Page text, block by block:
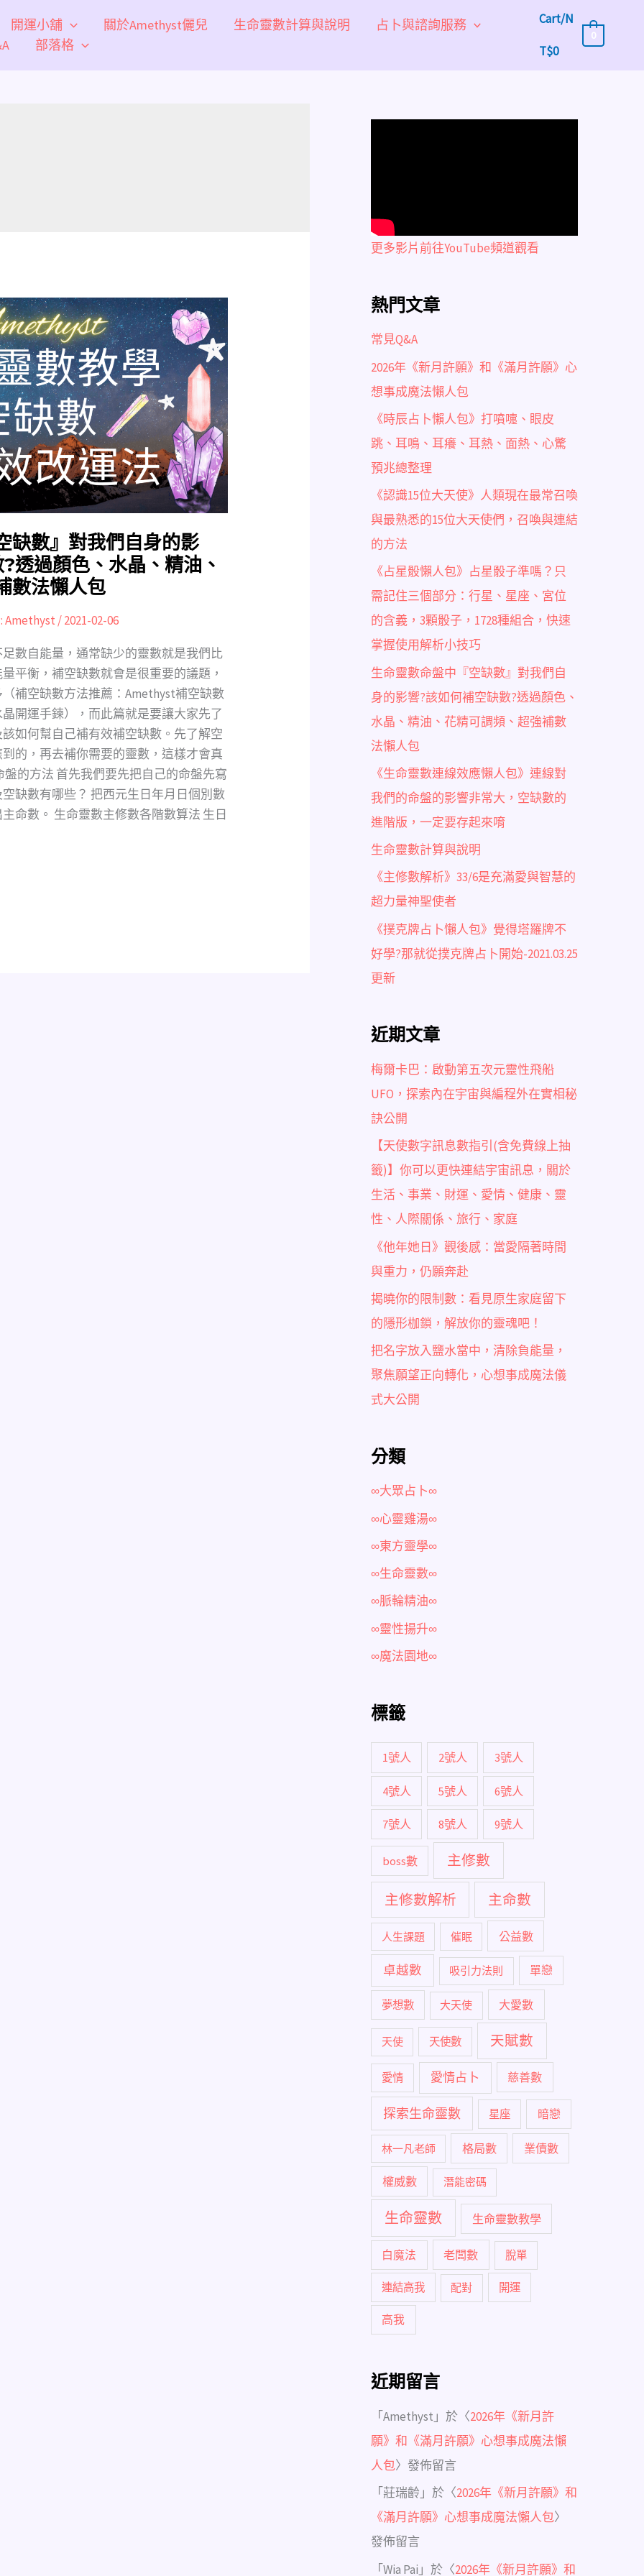
開運小舖 關於Amethyst儷兒 生命靈數計算與說明
占卜與諮詢服務
部落格
Cart/N
T$0
0
缺數』對我們自身的影
透過顏色、水晶、精油、
數法懶人包
Amethyst /2021-02-06
數自能量，通常缺少的靈數就是我們比
平衡，補空缺數就會是很重要的議題，
補空缺數方法推薦：Amethyst補空缺數
開運手鍊），而此篇就是要讓大家先了
如何幫自己補有效補空缺數。先了解空
的，再去補你需要的靈數，這樣才會真
的方法 首先我們要先把自己的命盤先寫
缺數有哪些？ 把西元生日年月日個別數
命數。 生命靈數主修數各階數算法 生日
更多影片前往YouTube頻道觀看
熱門文章
常見Q&A
2026年《新月許願》和《滿月許願》心
想事成魔法懶人包
《時辰占卜懶人包》打噴嚏、眼皮
跳、耳鳴、耳癢、耳熱、面熱、心驚
預兆總整理
《認識15位大天使》人類現在最常召喚
與最熟悉的15位大天使們，召喚與連結
的方法
《占星骰懶人包》占星骰子準嗎？只
需記住三個部分：行星、星座、宮位
的含義，3顆骰子，1728種組合，快速
掌握使用解析小技巧
生命靈數命盤中『空缺數』對我們自
身的影響?該如何補空缺數?透過顏色、
水晶、精油、花精可調頻、超強補數
法懶人包
《生命靈數連線效應懶人包》連線對
我們的命盤的影響非常大，空缺數的
進階版，一定要存起來唷
生命靈數計算與說明
《主修數解析》33/6是充滿愛與智慧的
超力量神聖使者
《撲克牌占卜懶人包》覺得塔羅牌不
好學?那就從撲克牌占卜開始-2021.03.25
更新
近期文章
梅爾卡巴：啟動第五次元靈性飛船
UFO，探索內在宇宙與編程外在實相秘
訣公開
【天使數字訊息數指引(含免費線上抽
籤)】你可以更快連結宇宙訊息，關於
生活、事業、財運、愛情、健康、靈
性、人際關係、旅行、家庭
《他年她日》觀後感：當愛隔著時間
與重力，仍願奔赴
揭曉你的限制數：看見原生家庭留下
的隱形枷鎖，解放你的靈魂吧！
把名字放入鹽水當中，清除負能量，
聚焦願望正向轉化，心想事成魔法儀
式大公開
分類
∞大眾占卜∞
∞心靈雞湯∞
∞東方靈學∞
∞生命靈數∞
∞脈輪精油∞
∞靈性揚升∞
∞魔法園地∞
標籤
1號人 2號人 3號人
4號人 5號人 6號人
7號人 8號人 9號人
boss數 主修數
主修數解析 主命數
人生課題 催眠 公益數
卓越數 吸引力法則 單戀
夢想數 大天使 大愛數
天使 天使數 天賦數
愛情 愛情占卜 慈善數
探索生命靈數 星座 暗戀
林一凡老師 格局數 業債數
權威數 潛能密碼
生命靈數 生命靈數教學
白魔法 老闆數 脫單
連結高我 配對 開運
高我
近期留言
「Amethyst 」於〈2026年《新月許
願》和《滿月許願》心想事成魔法懶
人包〉發佈留言
「莊瑞齡 」於〈2026年《新月許願》和
《滿月許願》心想事成魔法懶人包〉
發佈留言
「Wia Pai 」於〈2026年《新月許願》和